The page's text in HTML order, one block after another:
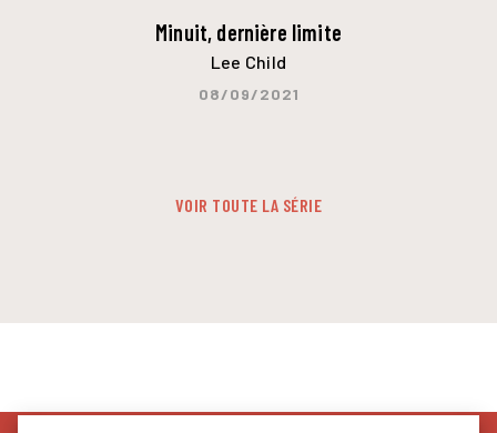
Minuit, dernière limite
Lee Child
08/09/2021
VOIR TOUTE LA SÉRIE